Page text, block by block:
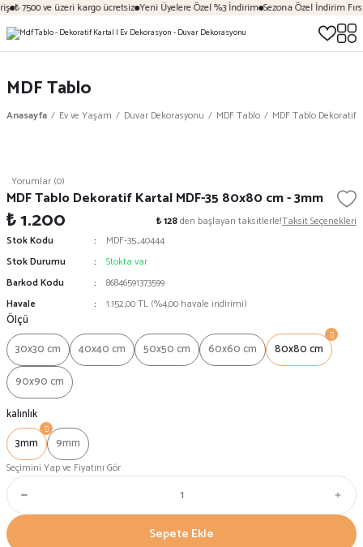
₺ 7500 ve üzeri kargo ücretsiz Yeni Üyelere Özel %3 İndirim Sezona Özel İndirim
MDF Tablo
Anasayfa Ev ve Yaşam Duvar Dekorasyonu MDF Tablo MDF Tablo Dekoratif
Yorumlar (0)
MDF Tablo Dekoratif Kartal MDF-35 80x80 cm - 3mm
₺ 1.200 ₺ 128den başlayan taksitlerle!Taksit Seçenekleri
Stok Kodu
MDF-35_40444
Stok Durumu
Stokta var
Barkod Kodu
86846591373599
Havale
1.152,00 TL (%4,00 havale indirimi)
Ölçü
30x30 cm
40x40 cm 50x50 cm 60x60 cm
80x80 cm
90x90 cm
kalınlık
3mm
9mm
Seçimini Yap ve Fiyatını Gör
Sepete Ekle